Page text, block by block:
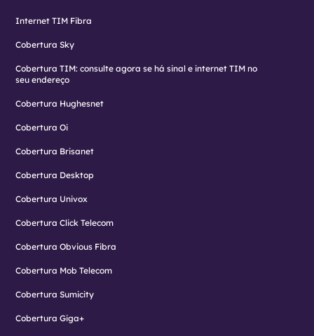
Internet TIM Fibra
Cobertura Sky
Cobertura TIM: consulte agora se há sinal e internet TIM no
seu endereço
Cobertura Hughesnet
Cobertura Oi
Cobertura Brisanet
Cobertura Desktop
Cobertura Univox
Cobertura Click Telecom
Cobertura Obvious Fibra
Cobertura Mob Telecom
Cobertura Sumicity
Cobertura Giga+